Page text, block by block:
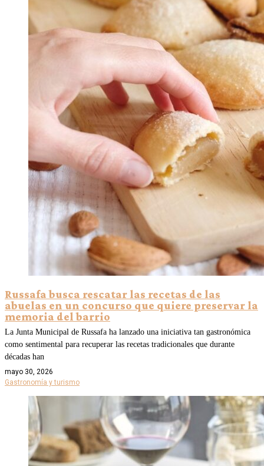
Russafa busca rescatar las recetas de las
abuelas en un concurso que quiere preservar la
memoria del barrio
La Junta Municipal de Russafa ha lanzado una iniciativa tan gastronómica
como sentimental para recuperar las recetas tradicionales que durante
décadas han
mayo 30, 2026
Gastronomía y turismo